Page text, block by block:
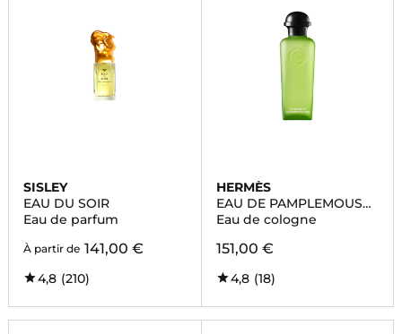
SISLEY
EAU DU SOIR
Eau de parfum
À partir de 141,00 €
4,8 (210)
HERMÈS
EAU DE PAMPLEMOUSSE
ROSE
Eau de cologne
151,00 €
4,8 (18)